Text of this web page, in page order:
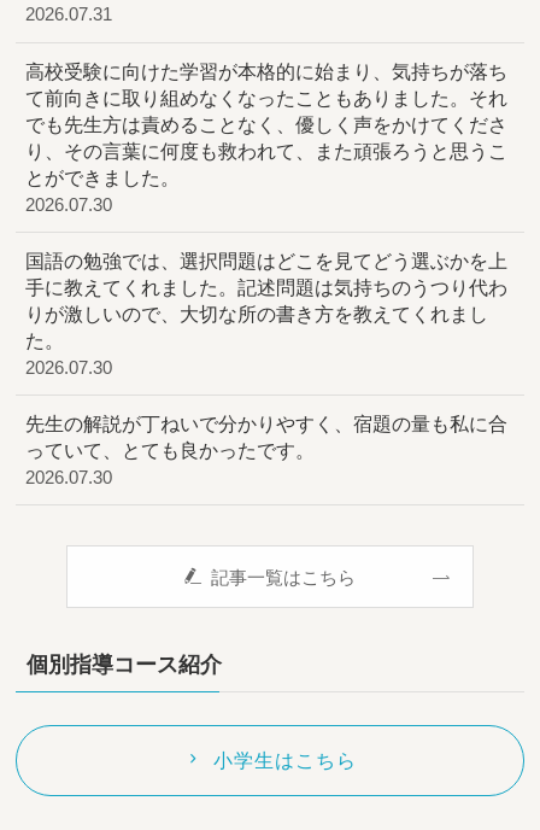
2026.07.31
高校受験に向けた学習が本格的に始まり、気持ちが落ち
て前向きに取り組めなくなったこともありました。それ
でも先生方は責めることなく、優しく声をかけてくださ
り、その言葉に何度も救われて、また頑張ろうと思うこ
とができました。
2026.07.30
国語の勉強では、選択問題はどこを見てどう選ぶかを上
手に教えてくれました。記述問題は気持ちのうつり代わ
りが激しいので、大切な所の書き方を教えてくれまし
た。
2026.07.30
先生の解説が丁ねいで分かりやすく、宿題の量も私に合
っていて、とても良かったです。
2026.07.30
記事一覧はこちら
個別指導コース紹介
小学生はこちら